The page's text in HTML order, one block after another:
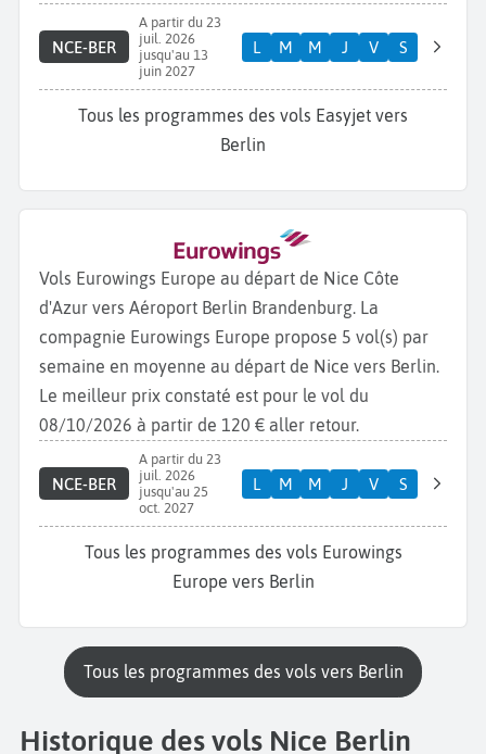
NCE-BER
A partir du 23
juil. 2026
jusqu'au 13
juin 2027
L M M J V S
Tous les programmes des vols Easyjet vers
Berlin
Vols Eurowings Europe au départ de Nice Côte
d'Azur vers Aéroport Berlin Brandenburg. La
compagnie Eurowings Europe propose 5 vol(s) par
semaine en moyenne au départ de Nice vers Berlin.
Le meilleur prix constaté est pour le vol du
08/10/2026 à partir de 120 € aller retour.
NCE-BER
A partir du 23
juil. 2026
jusqu'au 25
oct. 2027
L M M J V S
Tous les programmes des vols Eurowings
Europe vers Berlin
Tous les programmes des vols vers Berlin
Historique des vols Nice Berlin